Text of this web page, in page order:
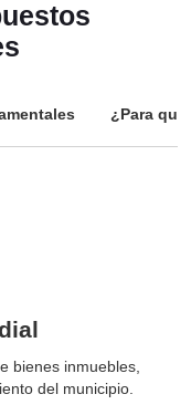
¿Para
bienes inmuebles,
del municipio.